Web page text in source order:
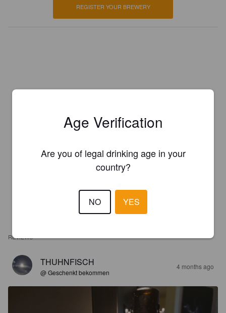
REGISTER YOUR BREWERY
REVIEWS
THUHNFISCH
@ Geschenkt bekommen
4 months ago
Age Verification
Are you of legal drinking age in your
country?
NO YES